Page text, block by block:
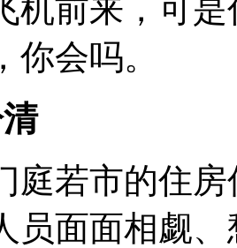
机前来，可
你会吗。
庭若市的住
员面面相觑